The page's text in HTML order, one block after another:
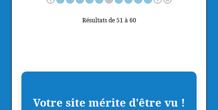
Résultats de 51 à 60
Votre site mérite d'être vu !